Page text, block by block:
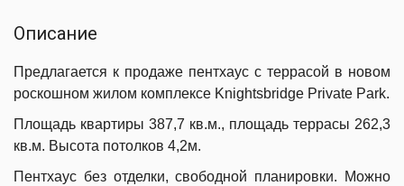
Описание
Предлагается к продаже пентхаус с террасой в новом
роскошном жилом комплексе Knightsbridge Private Park.
Площадь квартиры 387,7 кв.м., площадь террасы 262,3
кв.м. Высота потолков 4,2м.
Пентхаус без отделки, свободной планировки. Можно